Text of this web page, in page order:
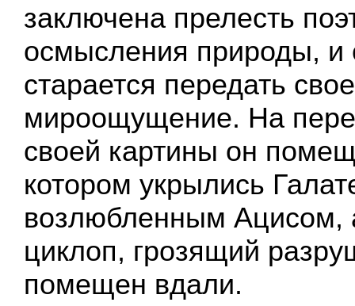
заключена прелесть
осмысления природы, и
старается передать
мироощущение. На
своей картины он
котором укрылись
возлюбленным Ацисом,
циклоп, грозящий
помещен вдали.